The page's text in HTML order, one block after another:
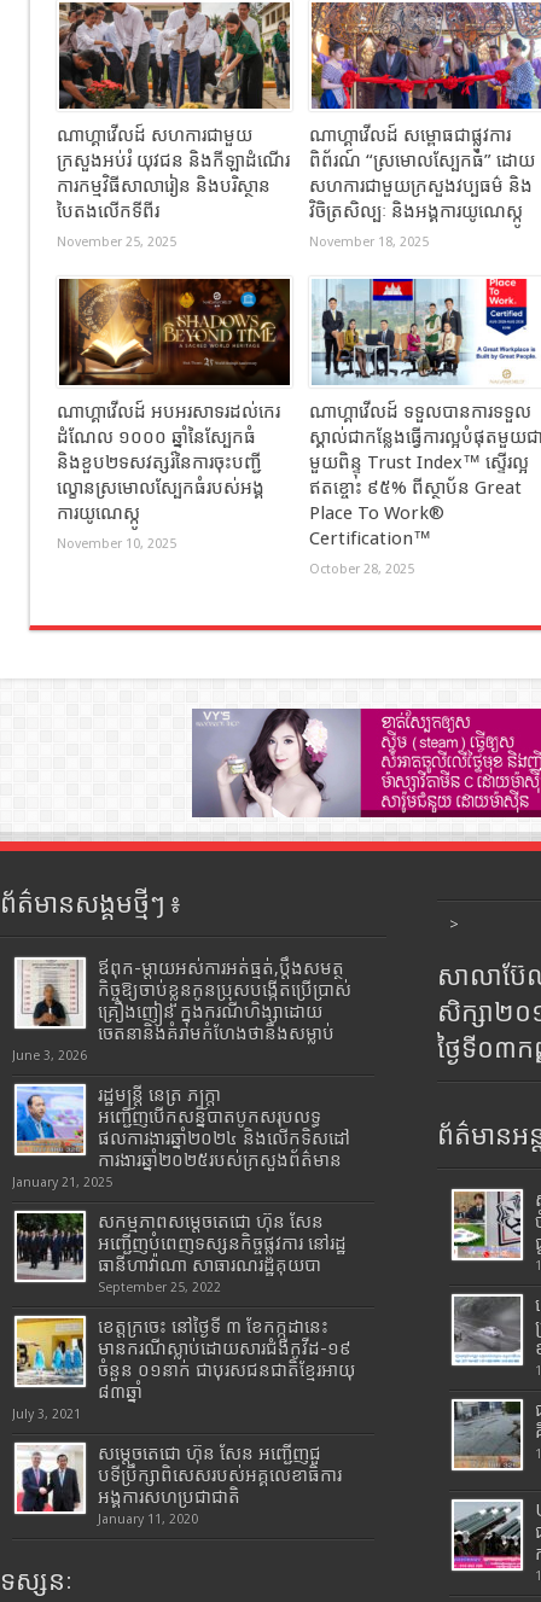
ណាហ្គាវើលដ៍ សហការជាមួយ
ក្រសួងអប់រំ យុវជន និងកីឡាដំណើរ
ការកម្មវិធីសាលារៀន និងបរិស្ថាន
បៃតងលើកទីពីរ
November 25, 2025
ណាហ្គាវើលដ៍ សម្ពោធជាផ្លូវការ
ពិព័រណ៍ “ស្រមោលស្បែកធំ” ដោយ
សហការជាមួយក្រសួងវប្បធម៌ និង
វិចិត្រសិល្បៈ និងអង្គការយូណេស្កូ
November 18, 2025
ណាហ្គាវើលដ៍ អបអរសាទរដល់កេរ
ដំណែល ១០០០ ឆ្នាំនៃស្បែកធំ
និងខួប២ទសវត្សរ៍នៃការចុះបញ្ជី
ល្ខោនស្រមោលស្បែកធំរបស់អង្គ
ការយូណេស្កូ
November 10, 2025
ណាហ្គាវើលដ៍ ទទួលបានការទទួល
ស្គាល់ជាកន្លែងធ្វើការល្អបំផុតមួយជ
មួយពិន្ទុ Trust Index™ ស្ទើរល្អ
ឥតខ្ចោះ ៩៥% ពីស្ថាប័ន Great
Place To Work®
Certification™
October 28, 2025
ព័ត៌មានសង្គមថ្មីៗ ៖
ឪពុក-ម្ដាយអស់ការអត់ធ្មត់,ប្ដឹងសមត្ថ
កិច្ចឱ្យចាប់ខ្លួនកូនប្រុសបង្កើតប្រើប្រាស់
គ្រឿងញៀន ក្នុងករណីហិង្សាដោយ
ចេតនានិងគំរាមកំហែងថានឹងសម្លាប់
June 3, 2026
រដ្ឋមន្រ្តី​ នេត្រ​ ភក្ត្រា​
អញ្ជើញបើកសន្និបាតបូកសរុបលទ្ធ
ផលការងារឆ្នាំ២០២៤ និងលើកទិសដៅ
ការងារឆ្នាំ២០២៥របស់​ក្រសួង​ព័ត៌មាន​
January 21, 2025
សកម្មភាពសម្តេចតេជោ ហ៊ុន សែន
អញ្ជើញបំពេញទស្សនកិច្ចផ្លូវការ នៅរដ្ឋ
ធានីហាវ៉ាណា សាធារណរដ្ឋគុយបា
September 25, 2022
ខេត្តក្រចេះ នៅថ្ងៃទី ៣ ខែកក្កដានេះ
មានករណីស្លាប់ដោយសារជំងឺកូវីដ-១៩
ចំនួន ០១នាក់ ជាបុរសជនជាតិខ្មែរអាយុ
៨៣ឆ្នាំ
July 3, 2021
សម្តេចតេជោ ហ៊ុន សែន អញ្ជើញជួ
បទីប្រឹក្សាពិសេសរបស់អគ្គលេខាធិការ
អង្គការសហប្រជាជាតិ
January 11, 2020
ទស្សនៈ
>
សាលាប៊ែ
សិក្សា២
ថ្ងៃទី០៣
ព័ត៌មានអន្